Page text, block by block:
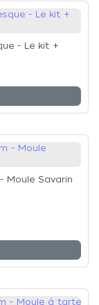
- Le kit +
Moule Savarin